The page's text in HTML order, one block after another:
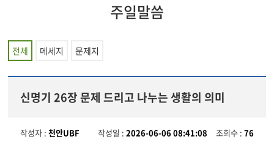
주일말씀
전체 메세지 문제지
신명기 26장 문제 드리고 나누는 생활의 의미
작성자 :천안UBF 작성일 :2026-06-06 08:41:08 조회수 : 76